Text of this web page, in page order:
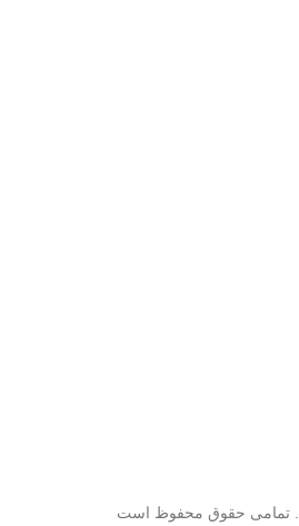
. تمامی حقوق محفوظ است